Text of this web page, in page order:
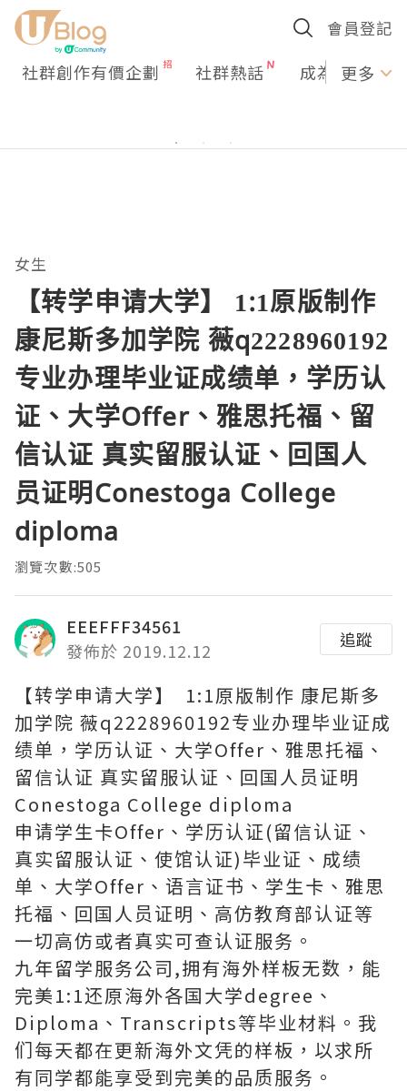
會員登記
社群創作有價企劃 社群熱話 成為U更多
女生
【转学申请大学】 1:1原版制作
康尼斯多加学院 薇q2228960192
专业办理毕业证成绩单，学历认
证、大学Offer、雅思托福、留
信认证 真实留服认证、回国人
员证明Conestoga College
diploma
瀏覽次數:505
EEEFFF34561
發佈於 2019.12.12
追蹤
【转学申请大学】 1:1原版制作 康尼斯多
加学院 薇q2228960192专业办理毕业证成
绩单，学历认证、大学Offer、雅思托福、
留信认证 真实留服认证、回国人员证明
Conestoga College diploma
申请学生卡Offer、学历认证(留信认证、
真实留服认证、使馆认证)毕业证、成绩
单、大学Offer、语言证书、学生卡、雅思
托福、回国人员证明、高仿教育部认证等
一切高仿或者真实可查认证服务。
九年留学服务公司,拥有海外样板无数，能
完美1:1还原海外各国大学degree、
Diploma、Transcripts等毕业材料。我
们每天都在更新海外文凭的样板，以求所
有同学都能享受到完美的品质服务。